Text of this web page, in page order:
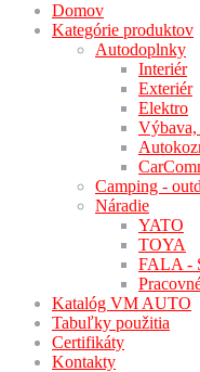
Domov
Kategórie produktov
Autodoplnky
Interiér
Exteriér
Elektro
Výbava,
Camping -
Náradie
YATO
TOYA
FALA -
Katalóg VM AUTO
Tabuľky použitia
Certifikáty
Kontakty